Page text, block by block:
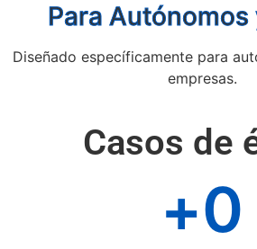
Para Autónomos
Diseñado específicamente para
empresas.
Casos de
+0